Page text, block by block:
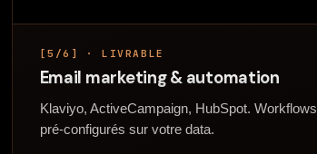
[5/6] · LIVRABLE
Email marketing & automation
Klaviyo, ActiveCampaign, HubSpot. Workflows
pré-configurés sur votre data.